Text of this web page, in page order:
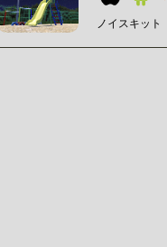
ノイスキット